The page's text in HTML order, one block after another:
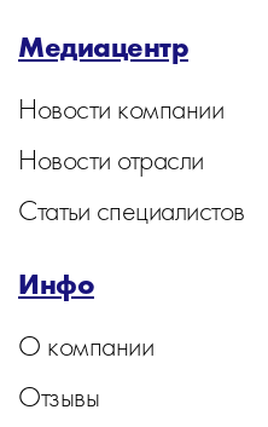
Медиацентр
Новости компании
Новости отрасли
Статьи специалистов
Инфо
О компании
Отзывы